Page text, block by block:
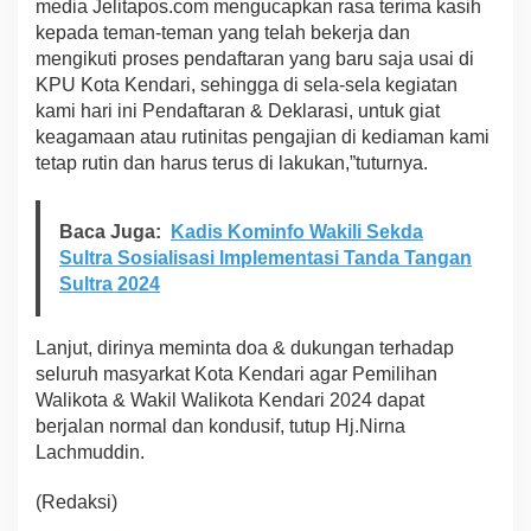
Y
a
s
i
n
n
r
s
a
I
u
M
a
j
media Jelitapos.com mengucapkan rasa terima kasih
kepada teman-teman yang telah bekerja dan
mengikuti proses pendaftaran yang baru saja usai di
KPU Kota Kendari, sehingga di sela-sela kegiatan
kami hari ini Pendaftaran & Deklarasi, untuk giat
keagamaan atau rutinitas pengajian di kediaman kami
tetap rutin dan harus terus di lakukan,”tuturnya.
Baca Juga:
Kadis Kominfo Wakili Sekda
Sultra Sosialisasi lmplementasi Tanda Tangan
Sultra 2024
Lanjut, dirinya meminta doa & dukungan terhadap
seluruh masyarkat Kota Kendari agar Pemilihan
Walikota & Wakil Walikota Kendari 2024 dapat
berjalan normal dan kondusif, tutup Hj.Nirna
Lachmuddin.
(Redaksi)